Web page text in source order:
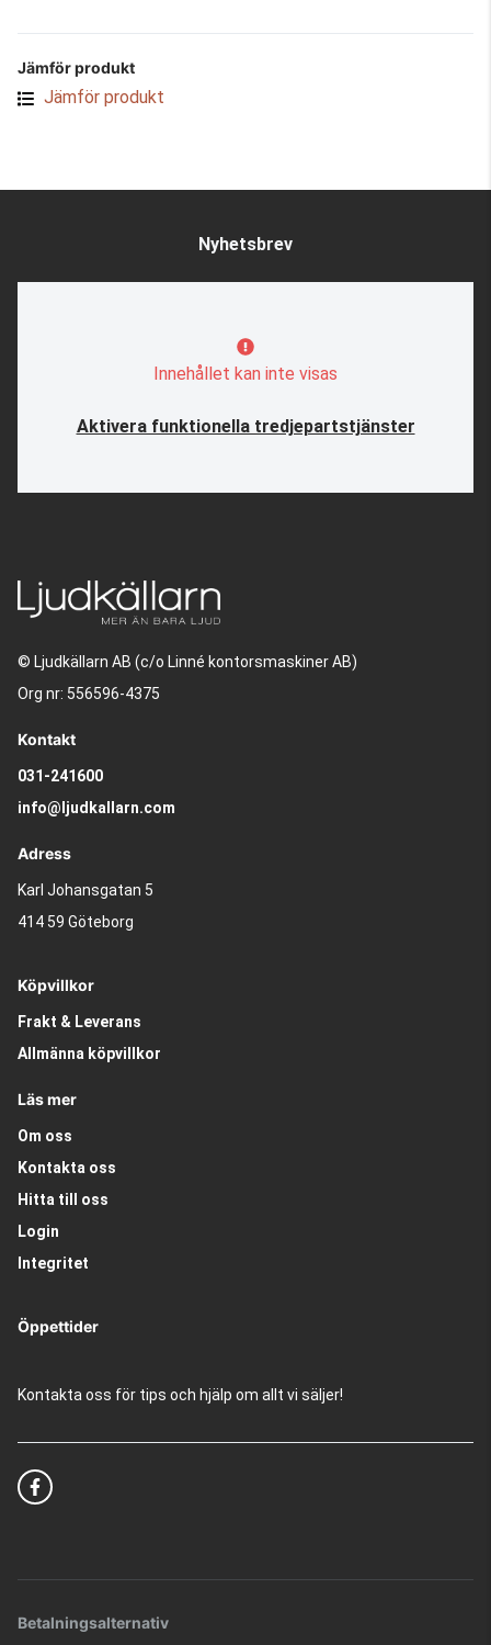
Jämför produkt
Jämför produkt
Nyhetsbrev
Innehållet kan inte visas
Aktivera funktionella tredjepartstjänster
© Ljudkällarn AB (c/o Linné kontorsmaskiner AB)
Org nr: 556596-4375
Kontakt
031-241600
info@ljudkallarn.com
Adress
Karl Johansgatan 5
414 59 Göteborg
Köpvillkor
Frakt & Leverans
Allmänna köpvillkor
Läs mer
Om oss
Kontakta oss
Hitta till oss
Login
Integritet
Öppettider
Kontakta oss för tips och hjälp om allt vi säljer!
Betalningsalternativ